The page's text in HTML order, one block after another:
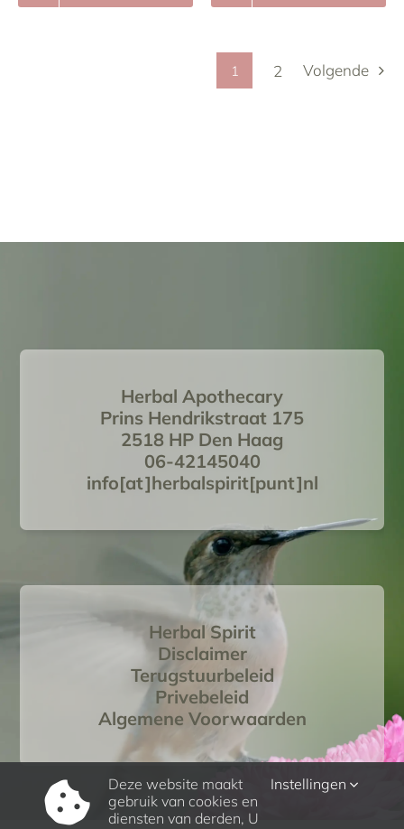
1 2 Volgende
Herbal Apothecary
Prins Hendrikstraat 175
2518 HP Den Haag
06-42145040
info[at]herbalspirit[punt]nl
Herbal Spirit
Disclaimer
Terugstuurbeleid
Privebeleid
Algemene Voorwaarden
Deze website maakt
gebruik van cookies en
diensten van derden, U
Instellingen